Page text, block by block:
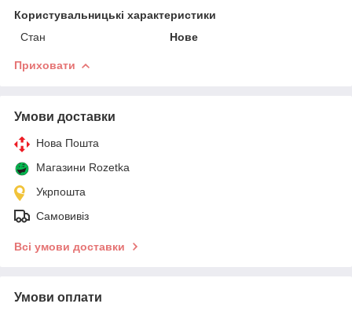
Користувальницькі характеристики
Стан
Нове
Приховати
Умови доставки
Нова Пошта
Магазини Rozetka
Укрпошта
Самовивіз
Всі умови доставки
Умови оплати